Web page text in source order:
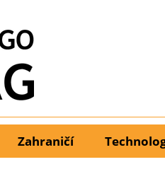
Zahraničí